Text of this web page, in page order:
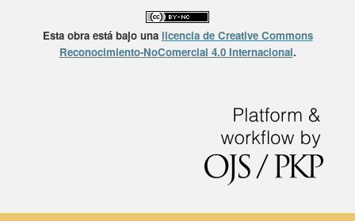
Esta obra está bajo una licencia de Creative Commons
Reconocimiento-NoComercial 4.0 Internacional.